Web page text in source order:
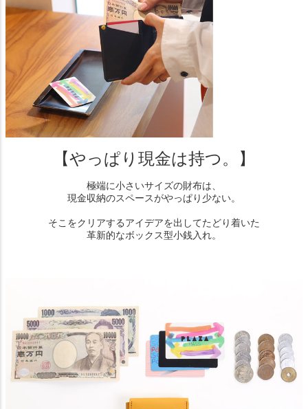
【やっぱり現金は持つ。】
極端に小さいサイズの財布は、
現金収納のスペースがやっぱり少ない。
そこをクリアするアイデアを出してたどり着いた
革新的なボックス型小銭入れ。